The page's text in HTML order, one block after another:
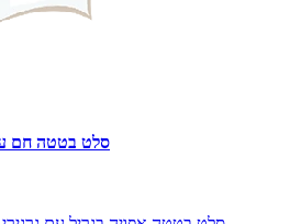
סלט בטטה חם עם